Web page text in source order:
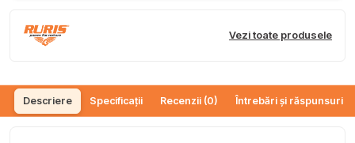
Vezi toate produsele
Descriere Specificații Recenzii (0) Întrebări și răspunsuri